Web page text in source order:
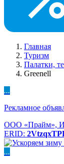
Главная
Туризм
Палатки,
Greenell
...
Рекламное
ООО «Прайм»,
ERID:
...